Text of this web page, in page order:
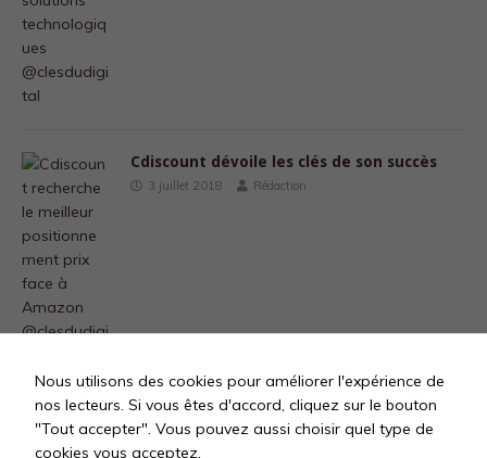
Cdiscount dévoile les clés de son succès
3 juillet 2018 Rédaction
« 1 … 12 13 14 15 »
Nous utilisons des cookies pour améliorer l'expérience de
nos lecteurs. Si vous êtes d'accord, cliquez sur le bouton
"Tout accepter". Vous pouvez aussi choisir quel type de
cookies vous acceptez.